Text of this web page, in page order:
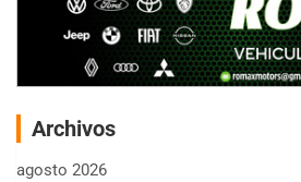
Archivos
agosto 2026